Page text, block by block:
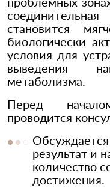
становится
биологически
условия для
выведения
метаболизма.
Перед
проводится
результат и
количество
достижения.